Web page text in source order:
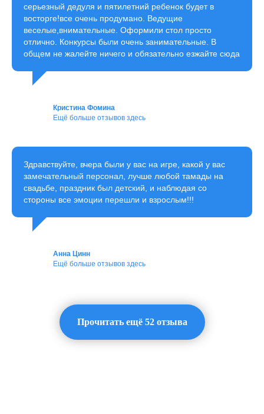
серьезный дедуля и пятилетний ребенок будет в
восторге!все очень продумано. Ведущие
веселые,внимательные. Оформили стол просто
отлично. Конкурсы были очень занимательные. В
общем не жалейте ничего и обязательно езжайте сюда
Кристина Фомина
Ещё больше отзывов здесь
Здравствуйте, вчера были у вас на игре, какой у вас
замечательный персонал, лучше любой тамады на
свадьбе, праздник был детский, и наблюдая со
стороны все эмоции перешли и взрослым!!!
Анна Цинн
Ещё больше отзывов здесь
Прочитать ещё 52 отзыва